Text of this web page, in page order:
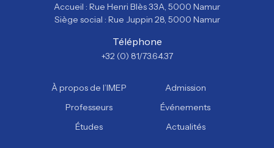
Accueil : Rue Henri Blès 33A, 5000 Namur
Siège social : Rue Juppin 28, 5000 Namur
Téléphone
+32 (0) 81/73.64.37
À propos de l’IMEP
Professeurs
Études
Admission
Événements
Actualités